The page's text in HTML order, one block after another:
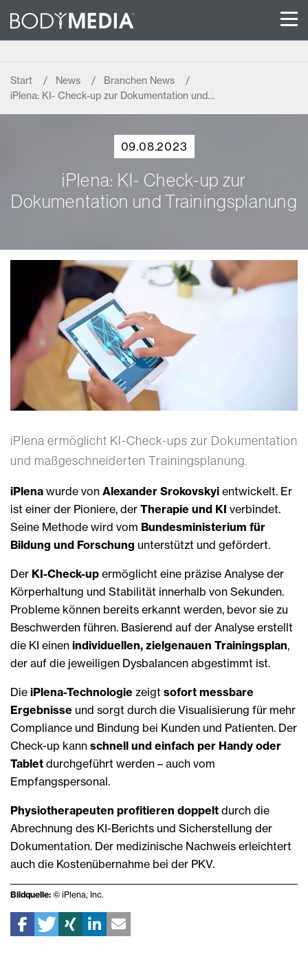
Start News
Branchen News
iPlena: KI- Check-up zur Dokumentation und…
09.08.2023
iPlena: KI- Check-up zur
Dokumentation und Trainingsplanung
iPlena ermöglicht KI-Check-ups zur Dokumentation
und maßgeschneiderten Trainingsplanung.
iPlena wurde von Alexander Srokovskyi entwickelt. Er
ist einer der Pioniere, der Therapie und KI verbindet.
Seine Methode wird vom Bundesministerium für
Bildung und Forschung unterstützt und gefördert.
Der KI-Check-up ermöglicht eine präzise Analyse der
Körperhaltung und Stabilität innerhalb von Sekunden.
Probleme können bereits erkannt werden, bevor sie zu
Beschwerden führen. Basierend auf der Analyse erstellt
die KI einen individuellen, zielgenauen Trainingsplan,
der auf die jeweiligen Dysbalancen abgestimmt ist.
Die iPlena-Technologie zeigt sofort messbare
Ergebnisse und sorgt durch die Visualisierung für mehr
Compliance und Bindung bei Kunden und Patienten. Der
Check-up kann schnell und einfach per Handy oder
Tablet durchgeführt werden – auch vom
Empfangspersonal.
Physiotherapeuten profitieren doppelt durch die
Abrechnung des KI-Berichts und Sicherstellung der
Dokumentation. Der medizinische Nachweis erleichtert
auch die Kostenübernahme bei der PKV.
Bildquelle: © iPlena, Inc.